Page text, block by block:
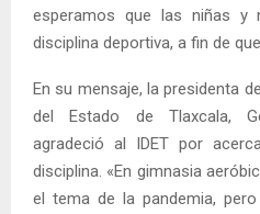
esperamos que las niñas y
disciplina deportiva, a fin de
En su mensaje, la presidenta
del Estado de Tlaxcala,
agradeció al IDET por
disciplina. «En gimnasia
el tema de la pandemia,